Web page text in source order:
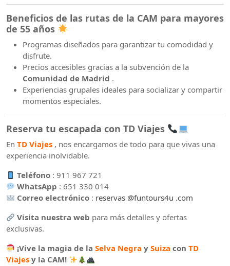
Beneficios de las rutas de la CAM para mayores
de 55 años
Programas diseñados para garantizar tu comodidad y
disfrute.
Precios accesibles gracias a la subvención de la
Comunidad de Madrid .
Experiencias grupales ideales para socializar y compartir
momentos especiales.
Reserva tu escapada con TD Viajes
En TD Viajes , nos encargamos de todo para que vivas una
experiencia inolvidable.
Teléfono : 911 967 721
WhatsApp : 651 330 014
Correo electrónico : reservas @funtours4u .com
Visita nuestra web para más detalles y ofertas
exclusivas.
¡Vive la magia de laSelva Negra ySuiza conTD
Viajes y la CAM!